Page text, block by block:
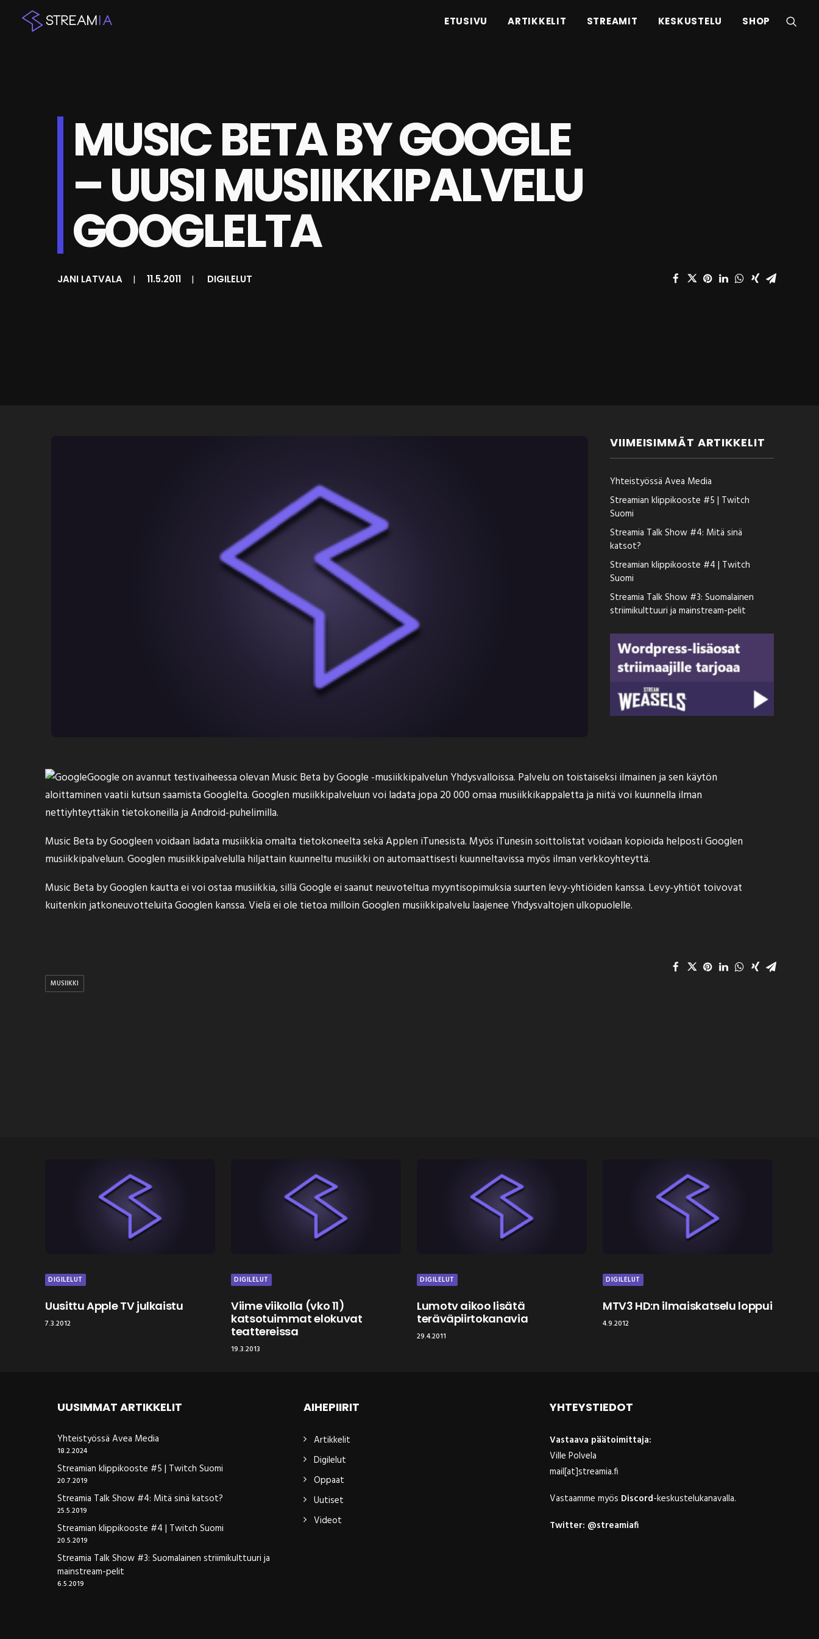
ETUSIVU ARTIKKELIT STREAMIT KESKUSTELU SHOP
MUSIC BETA BY GOOGLE
– UUSI MUSIIKKIPALVELU
GOOGLELTA
JANI LATVALA | 11.5.2011 | DIGILELUT
VIIMEISIMMÄT ARTIKKELIT
Yhteistyössä Avea Media
Streamian klippikooste #5 | Twitch
Suomi
Streamia Talk Show #4: Mitä sinä
katsot?
Streamian klippikooste #4 | Twitch
Suomi
Streamia Talk Show #3: Suomalainen
striimikulttuuri ja mainstream-pelit
Google onavannut testivaiheessa olevan Music Beta by Google -musiikkipalvelun Yhdysvalloissa. Palvelu on toistaiseksi ilmainen ja sen käytön
aloittaminen vaatii kutsun saamista Googlelta. Googlen musiikkipalveluun voi ladata jopa 20 000 omaa musiikkikappaletta ja niitä voi kuunnella ilman
nettiyhteyttäkin tietokoneilla ja Android-puhelimilla.
Music Beta by Googleen voidaan ladata musiikkia omalta tietokoneelta sekä Applen iTunesista. Myös iTunesin soittolistat voidaan kopioida helposti Googlen
musiikkipalveluun. Googlen musiikkipalvelulla hiljattain kuunneltu musiikki on automaattisesti kuunneltavissa myös ilman verkkoyhteyttä.
Music Beta by Googlen kautta ei voi ostaa musiikkia, sillä Google ei saanut neuvoteltua myyntisopimuksia suurten levy-yhtiöiden kanssa. Levy-yhtiöt toivovat
kuitenkin jatkoneuvotteluita Googlen kanssa. Vielä ei ole tietoa milloin Googlen musiikkipalvelu laajenee Yhdysvaltojen ulkopuolelle.
MUSIIKKI
DIGILELUT
Uusittu Apple TV julkaistu
7.3.2012
DIGILELUT
Viime viikolla (vko 11)
katsotuimmat elokuvat
teattereissa
19.3.2013
DIGILELUT
Lumotv aikoo lisätä
teräväpiirtokanavia
29.4.2011
DIGILELUT
MTV3 HD:n ilmaiskatselu loppui
4.9.2012
UUSIMMAT ARTIKKELIT
Yhteistyössä Avea Media
18.2.2024
Streamian klippikooste #5 | Twitch Suomi
20.7.2019
Streamia Talk Show #4: Mitä sinä katsot?
25.5.2019
Streamian klippikooste #4 | Twitch Suomi
20.5.2019
Streamia Talk Show #3: Suomalainen striimikulttuuri ja
mainstream-pelit
6.5.2019
AIHEPIIRIT
Artikkelit
Digilelut
Oppaat
Uutiset
Videot
YHTEYSTIEDOT
Vastaava päätoimittaja:
Ville Polvela
mail[at]streamia.fi
Vastaamme myös Discord-keskustelukanavalla.
Twitter: @streamiafi